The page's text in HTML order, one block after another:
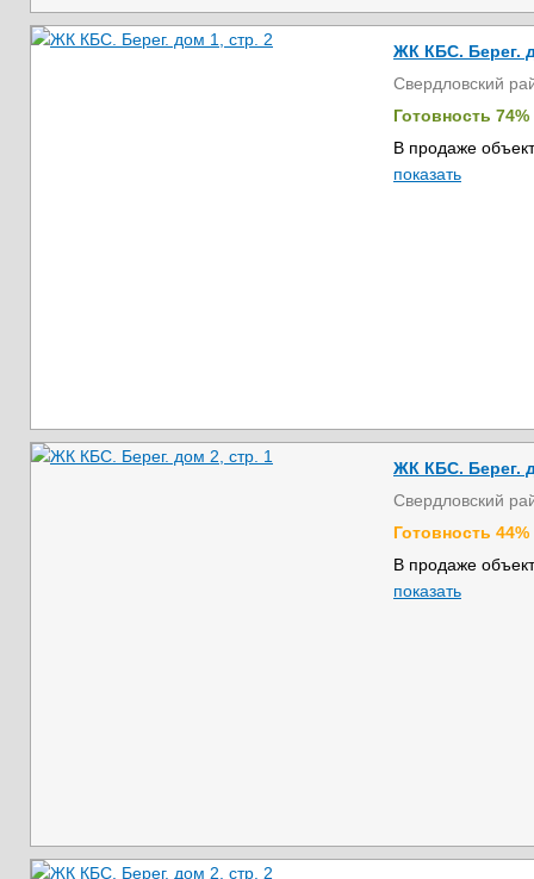
ЖК КБС. Берег.
Свердловский
Готовность 74%
В продаже
показать
ЖК КБС. Берег.
Свердловский
Готовность 44%
В продаже
показать